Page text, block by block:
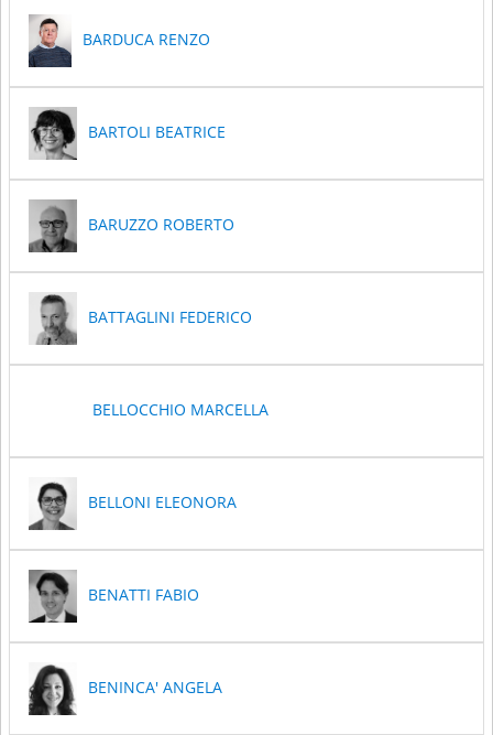
BARDUCA RENZO
BARTOLI BEATRICE
BARUZZO ROBERTO
BATTAGLINI FEDERICO
BELLOCCHIO MARCELLA
BELLONI ELEONORA
BENATTI FABIO
BENINCA' ANGELA